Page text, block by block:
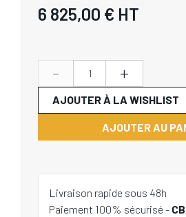
6 825,00 € HT
- +
AJOUTER AU
AJOUTER À LA WISHLIST
Livraison rapide sous 48h
Paiement 100% sécurisé -